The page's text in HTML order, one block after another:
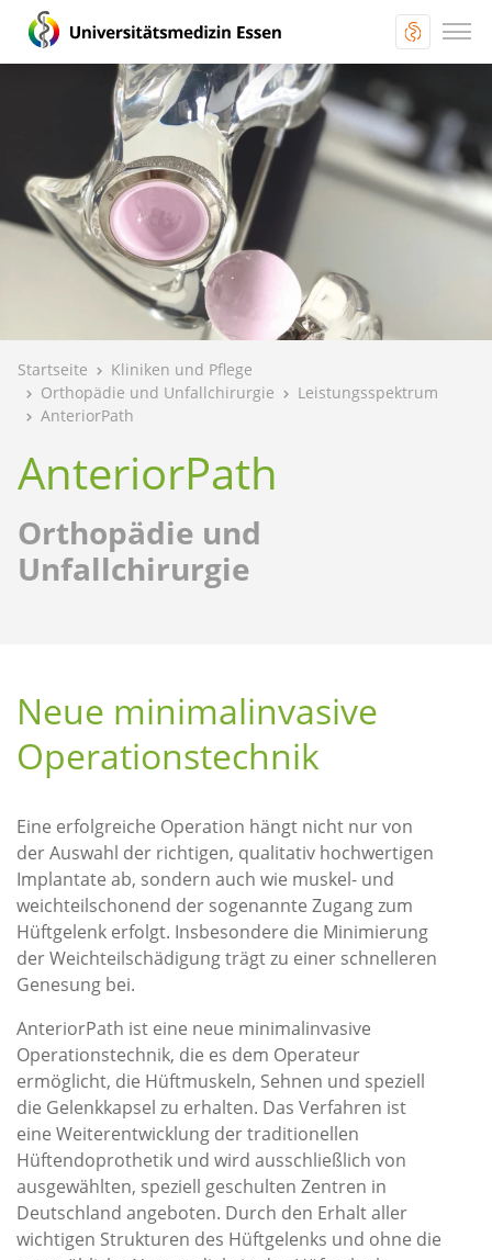
Startseite
Kliniken und Pflege
Orthopädie und Unfallchirurgie
Leistungsspektrum
AnteriorPath
AnteriorPath
Orthopädie und
Unfallchirurgie
Neue minimalinvasive
Operationstechnik
Eine erfolgreiche Operation hängt nicht nur von
der Auswahl der richtigen, qualitativ hochwertigen
Implantate ab, sondern auch wie muskel- und
weichteilschonend der sogenannte Zugang zum
Hüftgelenk erfolgt. Insbesondere die Minimierung
der Weichteilschädigung trägt zu einer schnelleren
Genesung bei.
AnteriorPath ist eine neue minimalinvasive
Operationstechnik, die es dem Operateur
ermöglicht, die Hüftmuskeln, Sehnen und speziell
die Gelenkkapsel zu erhalten. Das Verfahren ist
eine Weiterentwicklung der traditionellen
Hüftendoprothetik und wird ausschließlich von
ausgewählten, speziell geschulten Zentren in
Deutschland angeboten. Durch den Erhalt aller
wichtigen Strukturen des Hüftgelenks und ohne die